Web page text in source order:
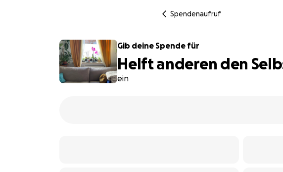
Spendenaufruf
Gib deine Spende für
Helft anderen den
ein